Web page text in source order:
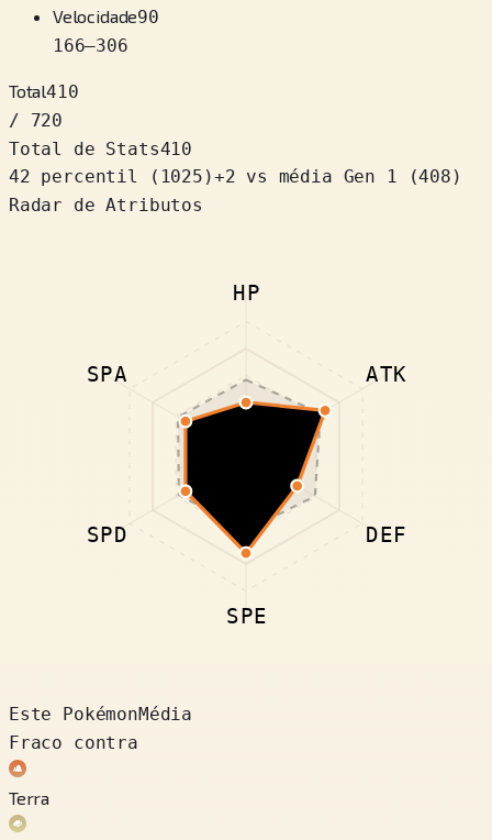
Velocidade90
166–306
Total410
/ 720
Total de Stats410
42 percentil
( 1025 )+2 vs média Gen 1 (408)
Radar de Atributos
HP
ATK
DEF
SPE
SPD
SPA
Este PokémonMédia
Fraco contra
Terra